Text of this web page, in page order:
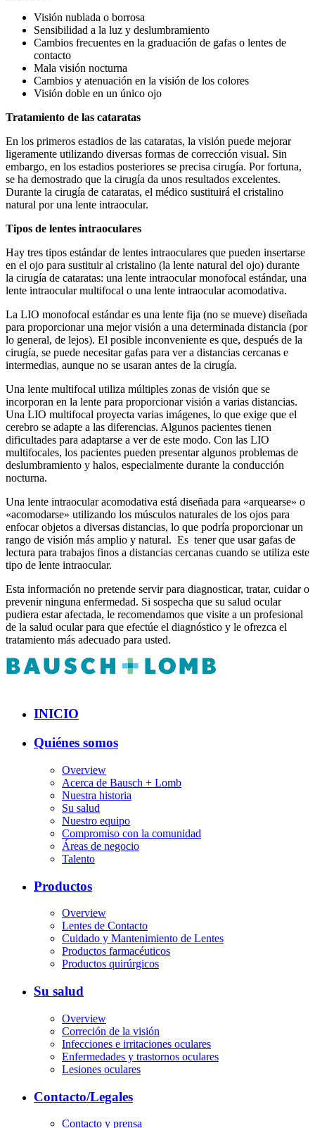
Visión nublada o borrosa
Sensibilidad a la luz y deslumbramiento
Cambios frecuentes en la graduación de gafas o lentes de
contacto
Mala visión nocturna
Cambios y atenuación en la visión de los colores
Visión doble en un único ojo
Tratamiento de las cataratas
En los primeros estadios de las cataratas, la visión puede mejorar
ligeramente utilizando diversas formas de corrección visual. Sin
embargo, en los estadios posteriores se precisa cirugía. Por fortuna,
se ha demostrado que la cirugía da unos resultados excelentes.
Durante la cirugía de cataratas, el médico sustituirá el cristalino
natural por una lente intraocular.
Tipos de lentes intraoculares
Hay tres tipos estándar de lentes intraoculares que pueden insertarse
en el ojo para sustituir al cristalino (la lente natural del ojo) durante
la cirugía de cataratas: una lente intraocular monofocal estándar, una
lente intraocular multifocal o una lente intraocular acomodativa.
La LIO monofocal estándar es una lente fija (no se mueve) diseñada
para proporcionar una mejor visión a una determinada distancia (por
lo general, de lejos). El posible inconveniente es que, después de la
cirugía, se puede necesitar gafas para ver a distancias cercanas e
intermedias, aunque no se usaran antes de la cirugía.
Una lente multifocal utiliza múltiples zonas de visión que se
incorporan en la lente para proporcionar visión a varias distancias.
Una LIO multifocal proyecta varias imágenes, lo que exige que el
cerebro se adapte a las diferencias. Algunos pacientes tienen
dificultades para adaptarse a ver de este modo. Con las LIO
multifocales, los pacientes pueden presentar algunos problemas de
deslumbramiento y halos, especialmente durante la conducción
nocturna.
Una lente intraocular acomodativa está diseñada para «arquearse» o
«acomodarse» utilizando los músculos naturales de los ojos para
enfocar objetos a diversas distancias, lo que podría proporcionar un
rango de visión más amplio y natural. Es tener que usar gafas de
lectura para trabajos finos a distancias cercanas cuando se utiliza este
tipo de lente intraocular.
Esta información no pretende servir para diagnosticar, tratar, cuidar o
prevenir ninguna enfermedad. Si sospecha que su salud ocular
pudiera estar afectada, le recomendamos que visite a un profesional
de la salud ocular para que efectúe el diagnóstico y le ofrezca el
tratamiento más adecuado para usted.
INICIO
Quiénes somos
Overview
Acerca de Bausch + Lomb
Nuestra historia
Su salud
Nuestro equipo
Compromiso con la comunidad
Áreas de negocio
Talento
Productos
Overview
Lentes de Contacto
Cuidado y Mantenimiento de Lentes
Productos farmacéuticos
Productos quirúrgicos
Su salud
Overview
Correción de la visión
Infecciones e irritaciones oculares
Enfermedades y trastornos oculares
Lesiones oculares
Contacto/Legales
Contacto y prensa